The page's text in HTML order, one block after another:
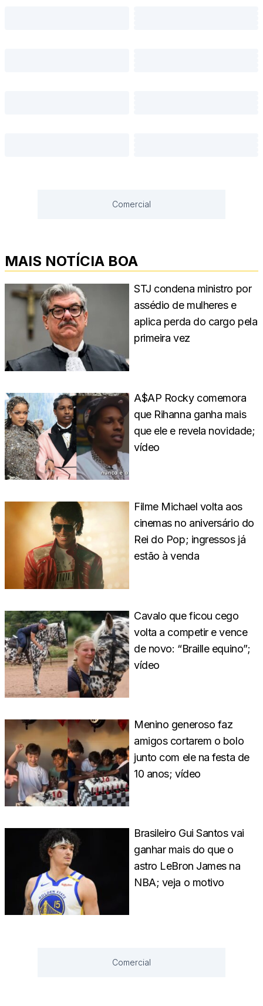
Comercial
MAIS NOTÍCIA BOA
STJ condena ministro por
assédio de mulheres e
aplica perda do cargo pela
primeira vez
A$AP Rocky comemora
que Rihanna ganha mais
que ele e revela novidade;
vídeo
Filme Michael volta aos
cinemas no aniversário do
Rei do Pop; ingressos já
estão à venda
Cavalo que ficou cego
volta a competir e vence
de novo: “Braille equino”;
vídeo
Menino generoso faz
amigos cortarem o bolo
junto com ele na festa de
10 anos; vídeo
Brasileiro Gui Santos vai
ganhar mais do que o
astro LeBron James na
NBA; veja o motivo
Comercial